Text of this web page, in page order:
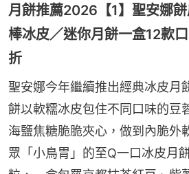
月餅推薦2026【1】聖安娜
棒冰皮／迷你月餅一盒12款
折
聖安娜今年繼續推出經典冰皮月
餅以軟糯冰皮包住不同口味的豆
海鹽焦糖脆脆夾心，做到內脆外
眾「小鳥胃」的至Q一口冰皮月